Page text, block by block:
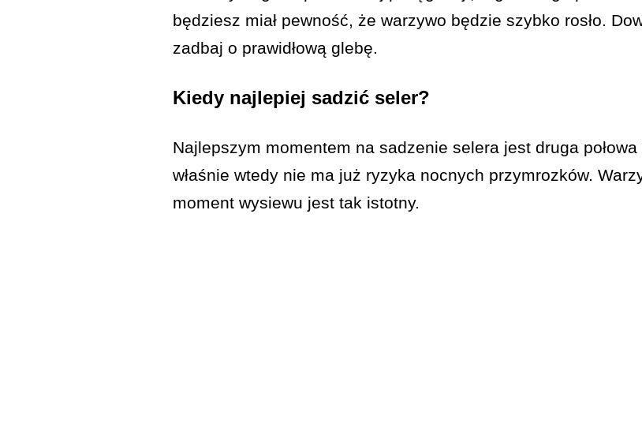
będziesz miał pewność, że warzywo będzie szybko rosło.
zadbaj o prawidłową glebę.
Kiedy najlepiej sadzić seler?
Najlepszym momentem na sadzenie selera jest druga połowa
właśnie wtedy nie ma już ryzyka nocnych przymrozków.
moment wysiewu jest tak istotny.